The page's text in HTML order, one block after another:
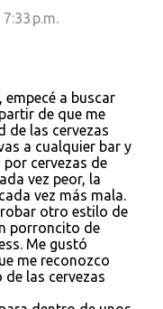
p.m.
empecé a buscar
de que me
de las cervezas
a cualquier bar y
cervezas de
vez peor, la
vez más mala.
otro estilo de
porroncito de
Me gustó
me reconozco
las cervezas